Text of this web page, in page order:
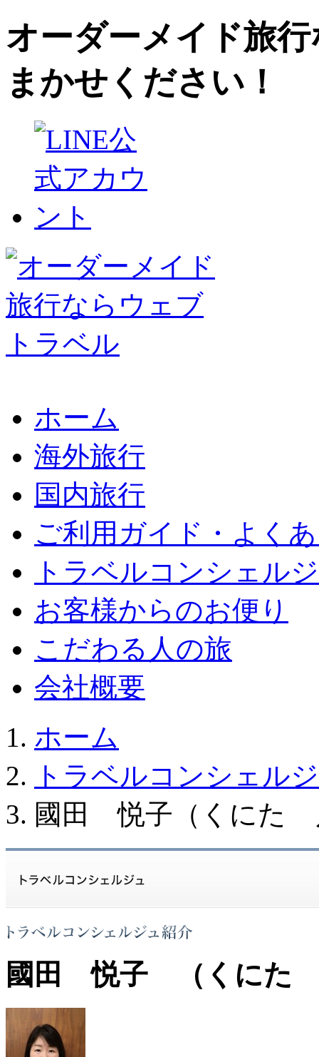
オーダーメイド旅
まかせください！
ホーム
海外旅行
国内旅行
ご利用ガイド・よく
トラベルコンシェル
お客様からのお便り
こだわる人の旅
会社概要
ホーム
トラベルコンシェル
國田 悦子（くにた
國田 悦子 （くにた